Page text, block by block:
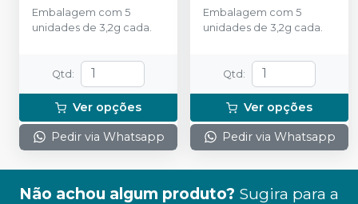
Embalagem com 5
unidades de 3,2g cada.
Qtd :
Ver opções
Pedir via Whatsapp
Embalagem com 5
unidades de 3,2g cada.
Qtd :
Ver opções
Pedir via Whatsapp
Não achou algum produto? Sugira para a